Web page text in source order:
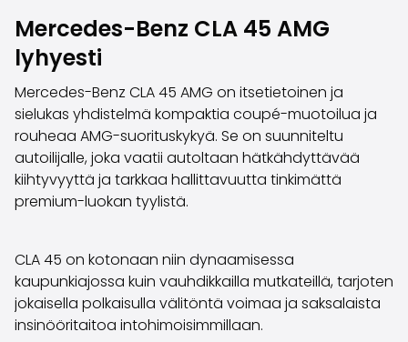
Farmariautot
Kaupunkiautot
Vetoautot
Pakettiautot
Hyötyajoneuvot
Huutokauppa-autot
Edulliset autot
Saka Select
Automerkit
Kia
Mercedes-Benz
Polestar
Skoda
Mercedes-Benz CLA 45 AMG
lyhyesti
Mercedes-Benz CLA 45 AMG on itsetietoinen ja
sielukas yhdistelmä kompaktia coupé-muotoilua ja
rouheaa AMG-suorituskykyä. Se on suunniteltu
autoilijalle, joka vaatii autoltaan hätkähdyttävää
kiihtyvyyttä ja tarkkaa hallittavuutta tinkimättä
premium-luokan tyylistä.
CLA 45 on kotonaan niin dynaamisessa
kaupunkiajossa kuin vauhdikkailla mutkateillä, tarjoten
jokaisella polkaisulla välitöntä voimaa ja saksalaista
insinööritaitoa intohimoisimmillaan.